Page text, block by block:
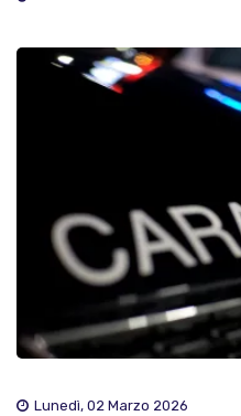
Lunedì, 02 Marzo 2026